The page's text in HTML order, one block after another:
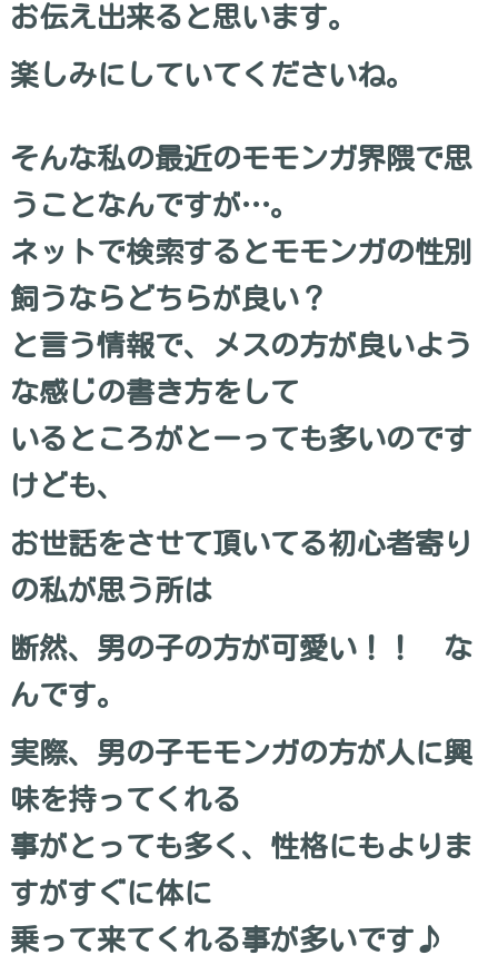
お伝え出来ると思います。
楽しみにしていてくださいね。
そんな私の最近のモモンガ界隈で思
うことなんですが…。
ネットで検索するとモモンガの性別
飼うならどちらが良い？
と言う情報で、メスの方が良いよう
な感じの書き方をして
いるところがとーっても多いのです
けども、
お世話をさせて頂いてる初心者寄り
の私が思う所は
断然、男の子の方が可愛い！！ な
んです。
実際、男の子モモンガの方が人に興
味を持ってくれる
事がとっても多く、性格にもよりま
すがすぐに体に
乗って来てくれる事が多いです♪